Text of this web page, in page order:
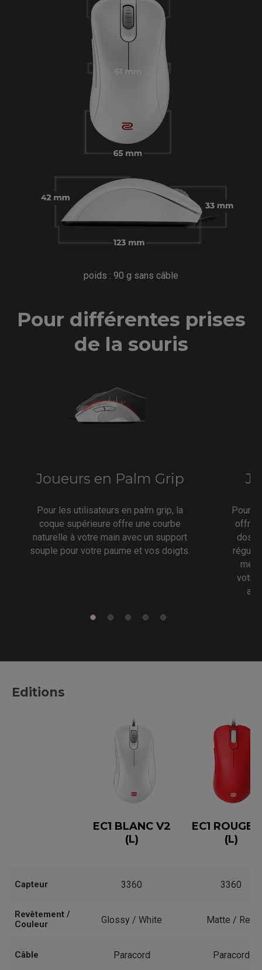
poids : 90 g sans câble
Pour différentes prises
de la souris
Joueurs en Palm Grip
Pour les utilisateurs en palm grip, la
coque supérieure offre une courbe
naturelle à votre main avec un support
souple pour votre paume et vos doigts.
Pour
offre
dos
votre
Editions
Capteur
Revêtement /
Couleur
Câble
EC1 BLANC V2
(L)
3360
Glossy / White
Paracord
EC1 ROUGE
(L)
3360
Matte / Red
Paracord